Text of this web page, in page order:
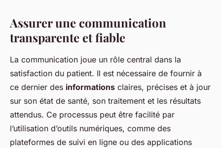
Assurer une communication
transparente et fiable
La communication joue un rôle central dans la
satisfaction du patient. Il est nécessaire de fournir à
ce dernier des informations claires, précises et à jour
sur son état de santé, son traitement et les résultats
attendus. Ce processus peut être facilité par
l’utilisation d’outils numériques, comme des
plateformes de suivi en ligne ou des applications